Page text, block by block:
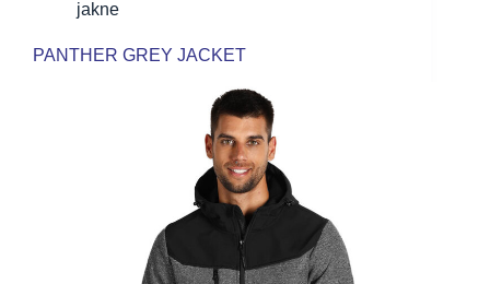
jakne
PANTHER GREY JACKET